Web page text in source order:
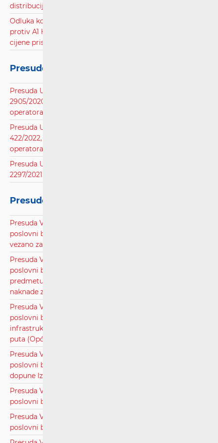
distribucijskoj mreži.pdf
Odluka kojom se odbija zahtjev Hrvatskog Telekoma d.d.
protiv A1 Hrvatska d.o.o. radi smanjenja veleprodajne
cijene pristupa svjetlovodnoj distribucijskoj mreži.pdf
Presude Upravnog suda
Presuda Upravnog suda u Zagrebu, poslovni broj: UsI-
2905/2020, radi rješavanja spora između korisnika i
operatora.pdf
Presuda Upravnog suda u Splitu, poslovni broj: UsI-
422/2022, radi rješavanja spora između korisnika i
operatora javnih komunikacijskih usluga.pdf
Presuda Upravnog suda u Splitu, poslovni broj: UsII-
2297/2021, radi raskida ugovora.pdf
Presude Visokog upravnog suda
Presuda Visokog upravnog suda Republike Hrvatske,
poslovni broj: UsII-334/2021, radi inspekcijskog nadzora
vezano za plaćanje godišnje naknade za pravo puta.pdf
Presuda Visokog upravnog suda Republike Hrvatske,
poslovni broj: UsII-137/2020, radi obnove postupka u
predmetu utvrđivanja infrastrukturnog operatora u visine
naknade za pravo puta (Općina Novigrad).pdf
Presuda Visokog upravnog suda Republike Hrvatske,
poslovni broj: UsII-189/2020, radi utvrđivanja
infrastrukturnog operatora u visine naknade za pravo
puta (Općina Novigrad).pdf
Presuda Visokog upravnog suda Republike Hrvatske,
poslovni broj: Usž-67/2022, radi prigovora na II Izmjene i
dopune Izvješća o mreži.pdf
Presuda Visokog upravnog suda Republike Hrvatske,
poslovni broj: UsII-221/2021, radi inspekcijskog nadzora.pdf
Presuda Visokog upravnog suda Republike Hrvatske,
poslovni broj: UsII-333/2021, radi inspekcijskog nadzora.pdf